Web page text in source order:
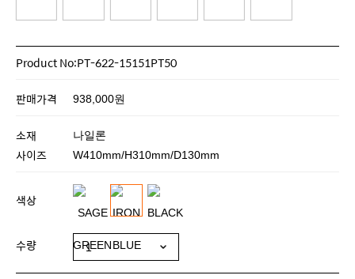
Product No:PT-622-15151PT50
판매가격 938,000원
소재 나일론
사이즈 W410mm/H310mm/D130mm
색상
수량